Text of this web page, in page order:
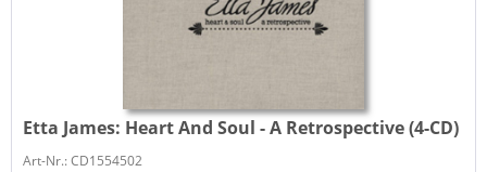
Etta James: Heart And Soul - A Retrospective (4-CD)
Art-Nr.: CD1554502